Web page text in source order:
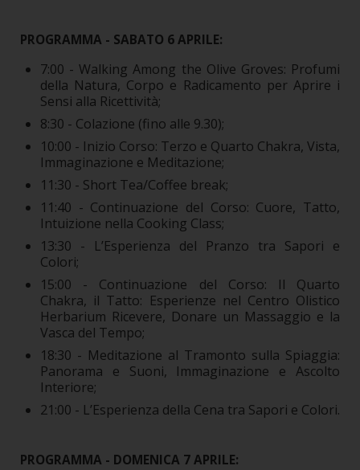
PROGRAMMA - SABATO 6 APRILE:
7:00 - Walking Among the Olive Groves: Profumi
della Natura, Corpo e Radicamento per Aprire i
Sensi alla Ricettività;
8:30 - Colazione (fino alle 9.30);
10:00 - Inizio Corso: Terzo e Quarto Chakra, Vista,
Immaginazione e Meditazione;
11:30 - Short Tea/Coffee break;
11:40 - Continuazione del Corso: Cuore, Tatto,
Intuizione nella Cooking Class;
13:30 - L’Esperienza del Pranzo tra Sapori e
Colori;
15:00 - Continuazione del Corso: Il Quarto
Chakra, il Tatto: Esperienze nel Centro Olistico
Herbarium Ricevere, Donare un Massaggio e la
Vasca del Tempo;
18:30 - Meditazione al Tramonto sulla Spiaggia:
Panorama e Suoni, Immaginazione e Ascolto
Interiore;
21:00 - L’Esperienza della Cena tra Sapori e Colori.
PROGRAMMA - DOMENICA 7 APRILE: